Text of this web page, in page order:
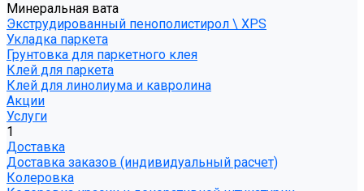
Минеральная вата
Экструдированный пенополистирол \ XPS
Укладка паркета
Грунтовка для паркетного клея
Клей для паркета
Клей для линолиума и кавролина
Акции
Услуги
1
Доставка
Доставка заказов (индивидуальный расчет)
Колеровка